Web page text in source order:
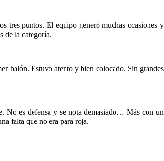
tres puntos. El equipo generó muchas ocasiones y
de la categoría.
balón. Estuvo atento y bien colocado. Sin grandes
No es defensa y se nota demasiado… Más con un
falta que no era para roja.